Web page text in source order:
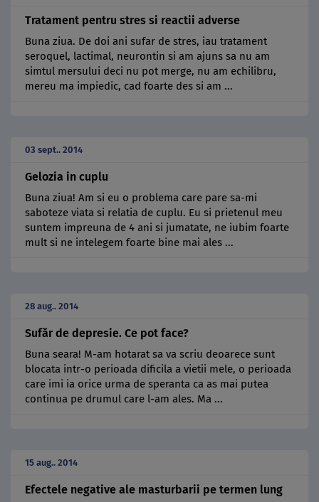
Tratament pentru stres si reactii adverse
Buna ziua. De doi ani sufar de stres, iau tratament
seroquel, lactimal, neurontin si am ajuns sa nu am
simtul mersului deci nu pot merge, nu am echilibru,
mereu ma impiedic, cad foarte des si am ...
03 sept.. 2014
Gelozia in cuplu
Buna ziua! Am si eu o problema care pare sa-mi
saboteze viata si relatia de cuplu. Eu si prietenul meu
suntem impreuna de 4 ani si jumatate, ne iubim foarte
mult si ne intelegem foarte bine mai ales ...
28 aug.. 2014
Sufăr de depresie. Ce pot face?
Buna seara! M-am hotarat sa va scriu deoarece sunt
blocata intr-o perioada dificila a vietii mele, o perioada
care imi ia orice urma de speranta ca as mai putea
continua pe drumul care l-am ales. Ma ...
15 aug.. 2014
Efectele negative ale masturbarii pe termen lung